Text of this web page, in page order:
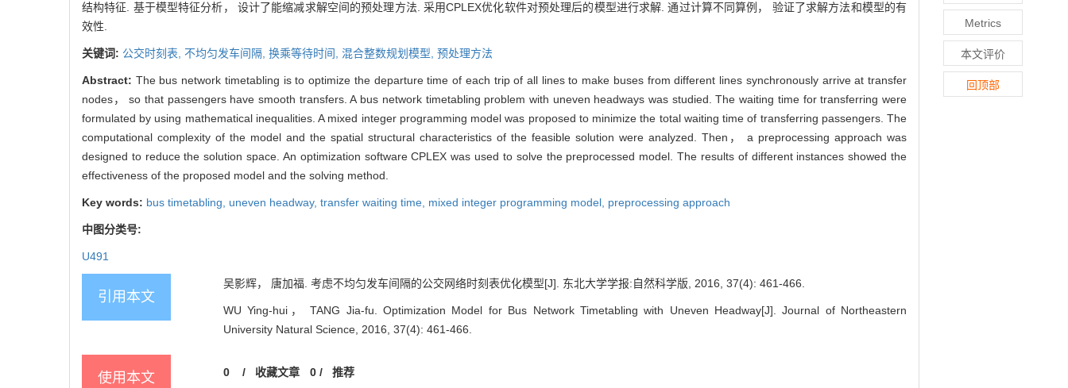
结构特征. 基于模型特征分析， 设计了能缩减求解空间的预处理方法. 采用CPLEX优化软件对预处理后的模型进行求解. 通过计算不同算例， 验证了求解方法和模型的有
效性.
关键词: 公交时刻表, 不均匀发车间隔, 换乘等待时间, 混合整数规划模型, 预处理方法
Abstract: The bus network timetabling is to optimize the departure time of each trip of all lines to make buses from different lines synchronously arrive at transfer
nodes， so that passengers have smooth transfers. A bus network timetabling problem with uneven headways was studied. The waiting time for transferring were
formulated by using mathematical inequalities. A mixed integer programming model was proposed to minimize the total waiting time of transferring passengers. The
computational complexity of the model and the spatial structural characteristics of the feasible solution were analyzed. Then， a preprocessing approach was
designed to reduce the solution space. An optimization software CPLEX was used to solve the preprocessed model. The results of different instances showed the
effectiveness of the proposed model and the solving method.
Key words: bus timetabling, uneven headway, transfer waiting time, mixed integer programming model, preprocessing approach
中图分类号:
U491
引用本文
吴影辉， 唐加福. 考虑不均匀发车间隔的公交网络时刻表优化模型[J]. 东北大学学报:自然科学版, 2016, 37(4): 461-466.
WU Ying-hui， TANG Jia-fu. Optimization Model for Bus Network Timetabling with Uneven Headway[J]. Journal of Northeastern
University Natural Science, 2016, 37(4): 461-466.
使用本文 0 / 收藏文章 0/ 推荐
Metrics
本文评价
回顶部